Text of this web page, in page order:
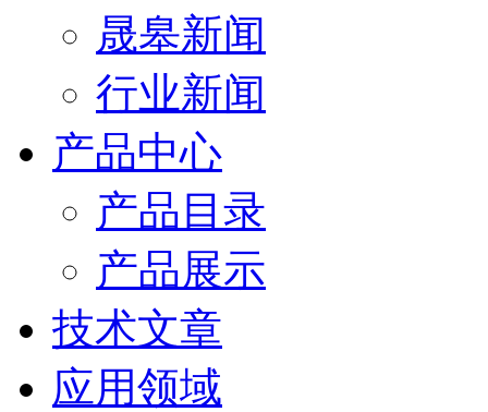
晟皋新闻
行业新闻
产品中心
产品目录
产品展示
技术文章
应用领域